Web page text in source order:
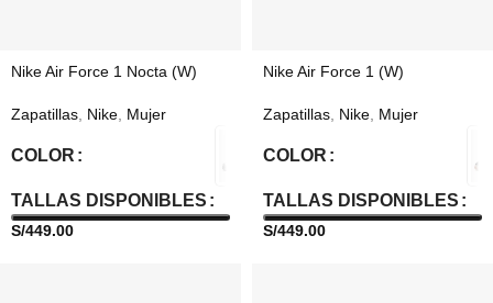
Nike Air Force 1 Nocta (W)
Zapatillas Nike Mujer
COLOR
TALLAS DISPONIBLES
S/449.00
Nike Air Force 1 (W)
Zapatillas Nike Mujer
COLOR
TALLAS DISPONIBLES
S/449.00